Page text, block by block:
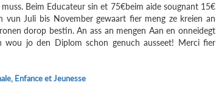
Beim Educateur sin et 75€beim aide sougnant 15€
vun Juli bis November gewaart fier meng ze kreien an
dorop bestin. An ass an mengen Aan en onneidegt
wou jo den Diplom schon genuch ausseet! Merci fier
Enfance et Jeunesse